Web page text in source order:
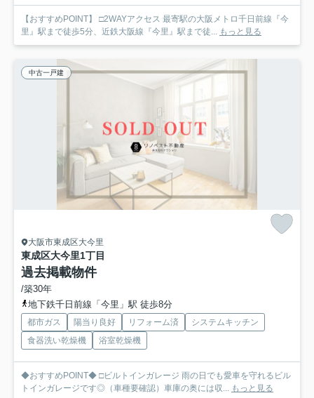
【おすすめPOINT】 □2WAYアクセス 最寄駅の大阪メトロ千日前線『今
里』駅まで徒歩5分、近鉄大阪線『今里』駅まで徒... もっと見る
中古一戸建
大阪市東成区大今里
東成区大今里1丁目
過去掲載物件
/築30年
地下鉄千日前線「今里」駅 徒歩8分
都市ガス 陽当り良好 リフォーム済
システムキッチン
食器洗い乾燥機
浴室乾燥機
◆おすすめPOINT◆ □ビルトインガレージ 雨の日でも愛車を守れるビル
トインガレージです◎（車種要確認）車庫の奥には収... もっと見る